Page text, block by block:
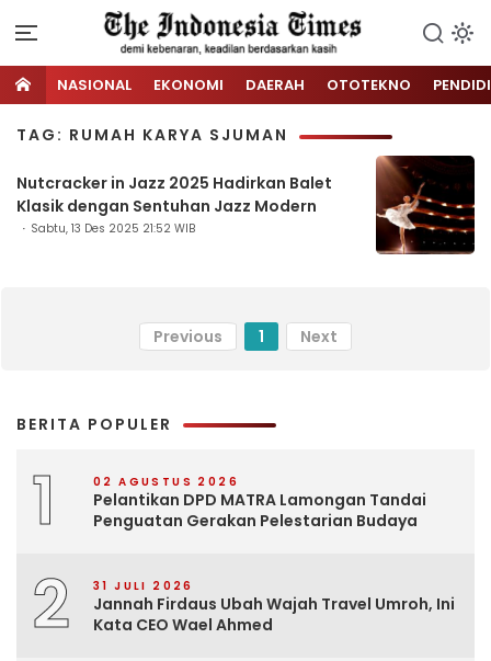
NASIONAL EKONOMI DAERAH OTOTEKNO
TAG: RUMAH KARYA SJUMAN
Nutcracker in Jazz 2025 Hadirkan Balet
Klasik dengan Sentuhan Jazz Modern
Sabtu, 13 Des 2025 21:52 WIB
Previous 1 Next
BERITA POPULER
1 02 AGUSTUS 2026
Pelantikan DPD MATRA Lamongan Tandai
Penguatan Gerakan Pelestarian Budaya
2 31 JULI 2026
Jannah Firdaus Ubah Wajah Travel Umroh, Ini
Kata CEO Wael Ahmed